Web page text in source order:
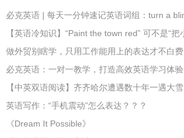
必克英语 | 每天一分钟速记英语词组：turn a
【英语冷知识】“Paint the town red” 可不是“把
做外贸别瞎学，只用工作能用上的表达才不白费
必克英语：一对一教学，打造高效英语学习体验
【中英双语阅读】齐齐哈尔遭遇数十年一遇大雪
英语写作：“手机震动”怎么表达？？？
《Dream It Possible》